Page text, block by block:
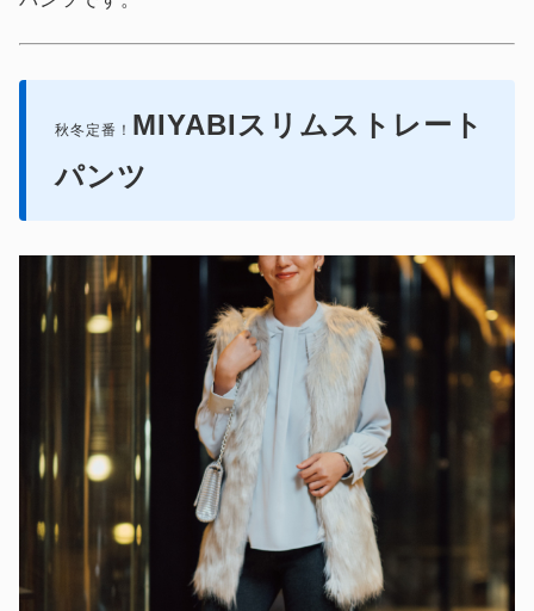
秋冬定番！ MIYABIスリムストレート
パンツ